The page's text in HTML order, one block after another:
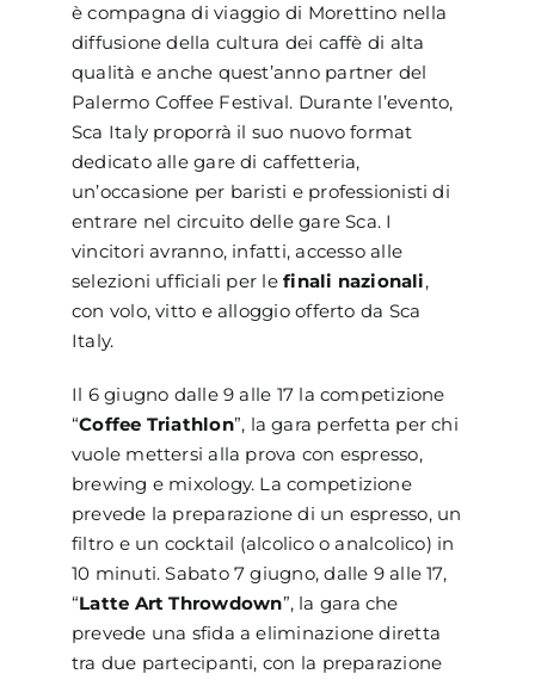
è compagna di viaggio di Morettino nella
diffusione della cultura dei caffè di alta
qualità e anche quest’anno partner del
Palermo Coffee Festival. Durante l’evento,
Sca Italy proporrà il suo nuovo format
dedicato alle gare di caffetteria,
un’occasione per baristi e professionisti di
entrare nel circuito delle gare Sca. I
vincitori avranno, infatti, accesso alle
selezioni ufficiali per lefinali nazionali,
con volo, vitto e alloggio offerto da Sca
Italy.
Il 6 giugno dalle 9 alle 17 la competizione
“Coffee Triathlon”, la gara perfetta per chi
vuole mettersi alla prova con espresso,
brewing e mixology. La competizione
prevede la preparazione di un espresso, un
filtro e un cocktail (alcolico o analcolico) in
10 minuti. Sabato 7 giugno, dalle 9 alle 17,
“Latte Art Throwdown”, la gara che
prevede una sfida a eliminazione diretta
tra due partecipanti, con la preparazione